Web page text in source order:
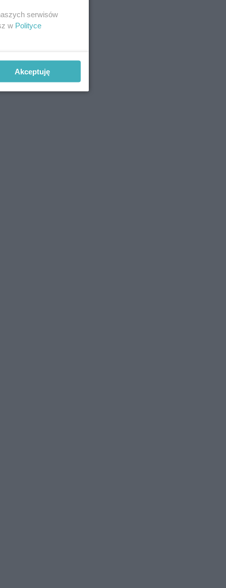
serwisów
w Polityce
Akceptuję